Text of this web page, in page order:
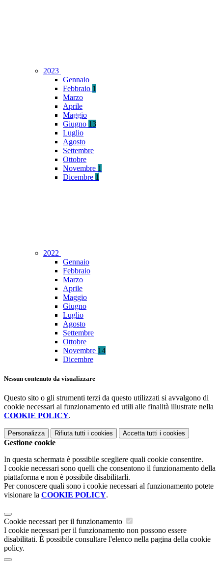
2023
Gennaio
Febbraio 1
Marzo
Aprile
Maggio
Giugno 13
Luglio
Agosto
Settembre
Ottobre
Novembre 1
Dicembre 1
2022
Gennaio
Febbraio
Marzo
Aprile
Maggio
Giugno
Luglio
Agosto
Settembre
Ottobre
Novembre 14
Dicembre
Nessun contenuto da visualizzare
Questo sito o gli strumenti terzi da questo utilizzati si avvalgono di
cookie necessari al funzionamento ed utili alle finalità illustrate nella
COOKIE POLICY.
Personalizza Rifiuta tutti i cookies Accetta tutti i cookies
Gestione cookie
In questa schermata è possibile scegliere quali cookie consentire.
I cookie necessari sono quelli che consentono il funzionamento della
piattaforma e non è possibile disabilitarli.
Per conoscere quali sono i cookie necessari al funzionamento potete
visionare la COOKIE POLICY.
Cookie necessari per il funzionamento
I cookie necessari per il funzionamento non possono essere
disabilitati. È possibile consultare l'elenco nella pagina della cookie
policy.